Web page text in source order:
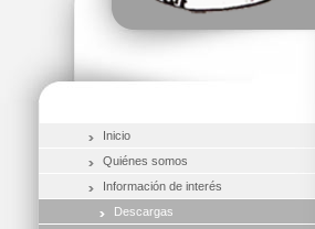
Inicio
Quiénes somos
Información de interés
Descargas